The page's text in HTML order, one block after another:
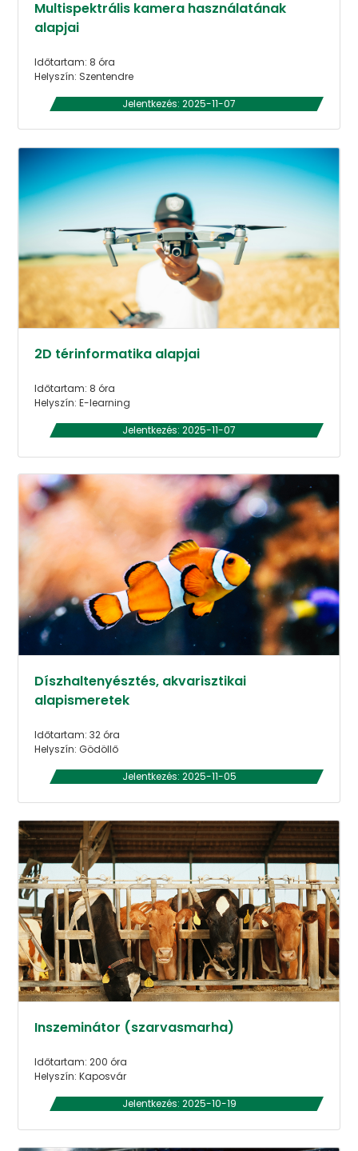
Multispektrális kamera használatának
alapjai
Időtartam: 8 óra
Helyszín: Szentendre
Jelentkezés: 2025-11-07
2D térinformatika alapjai
Időtartam: 8 óra
Helyszín: E-learning
Jelentkezés: 2025-11-07
Díszhaltenyésztés, akvarisztikai
alapismeretek
Időtartam: 32 óra
Helyszín: Gödöllő
Jelentkezés: 2025-11-05
Inszeminátor (szarvasmarha)
Időtartam: 200 óra
Helyszín: Kaposvár
Jelentkezés: 2025-10-19